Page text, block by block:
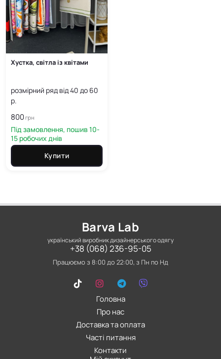
Хустка, світла із квітами
розмірний ряд від 40 до 60
р.
800 грн
Під замовлення, пошив 10-
15 робочих днів
Купити
Barva Lab
український виробник дизайнерського одягу
Головна
Про нас
Доставка та оплата
Часті питання
Контакти
+38 (068) 236-95-05
Працюємо з 8:00 до 22:00, з Пн по Нд